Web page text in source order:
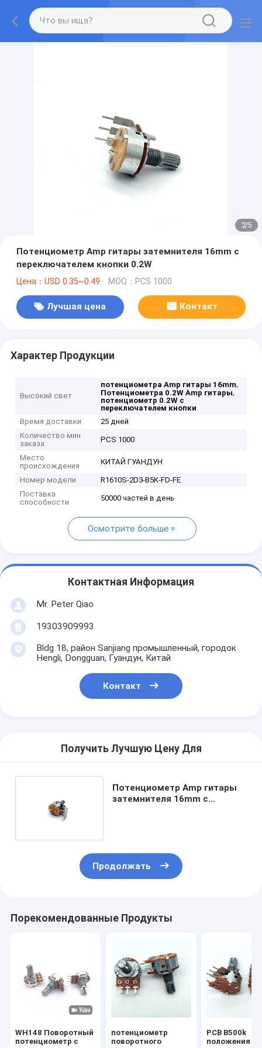
2/5
Потенциометр Amp гитары затемнителя 16mm с
переключателем кнопки 0.2W
Цена：USD 0.35~0.49 MOQ：PCS 1000
Лучшая цена Контакт
Характер Продукции
Высокий свет
потенциометра Amp гитары 16mm,
Потенциометра 0.2W Amp гитары,
потенциометр 0.2W с
переключателем кнопки
Время доставки
25 дней
Количество мин
заказа
PCS 1000
Место
происхождения
КИТАЙ ГУАНДУН
Номер модели
R1610S-2D3-B5K-FD-FE
Поставка
способности
50000 частей в день
Осмотрите больше
Контактная Информация
Mr. Peter Qiao
19303909993
Bldg 18, район Sanjiang промышленный, городок
Hengli, Dongguan, Гуандун, Китай
Контакт
Получить Лучшую Цену Для
Потенциометр Amp гитары
затемнителя 16mm с
Продолжать
Порекомендованные Продукты
WH148 Поворотный
потенциометр с
потенциометр
поворотного
PCB B500k
положения